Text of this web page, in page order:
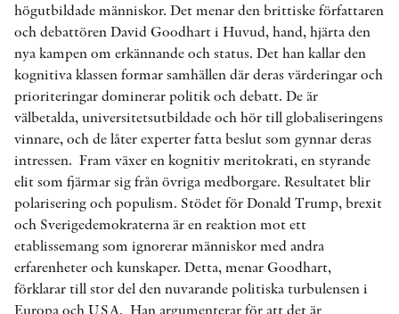
högutbildade människor. Det menar den brittiske författaren
och debattören David Goodhart i Huvud, hand, hjärta den
nya kampen om erkännande och status. Det han kallar den
kognitiva klassen formar samhällen där deras värderingar och
prioriteringar dominerar politik och debatt. De är
välbetalda, universitetsutbildade och hör till globaliseringens
vinnare, och de låter experter fatta beslut som gynnar deras
intressen. Fram växer en kognitiv meritokrati, en styrande
elit som fjärmar sig från övriga medborgare. Resultatet blir
polarisering och populism. Stödet för Donald Trump, brexit
och Sverigedemokraterna är en reaktion mot ett
etablissemang som ignorerar människor med andra
erfarenheter och kunskaper. Detta, menar Goodhart,
förklarar till stor del den nuvarande politiska turbulensen i